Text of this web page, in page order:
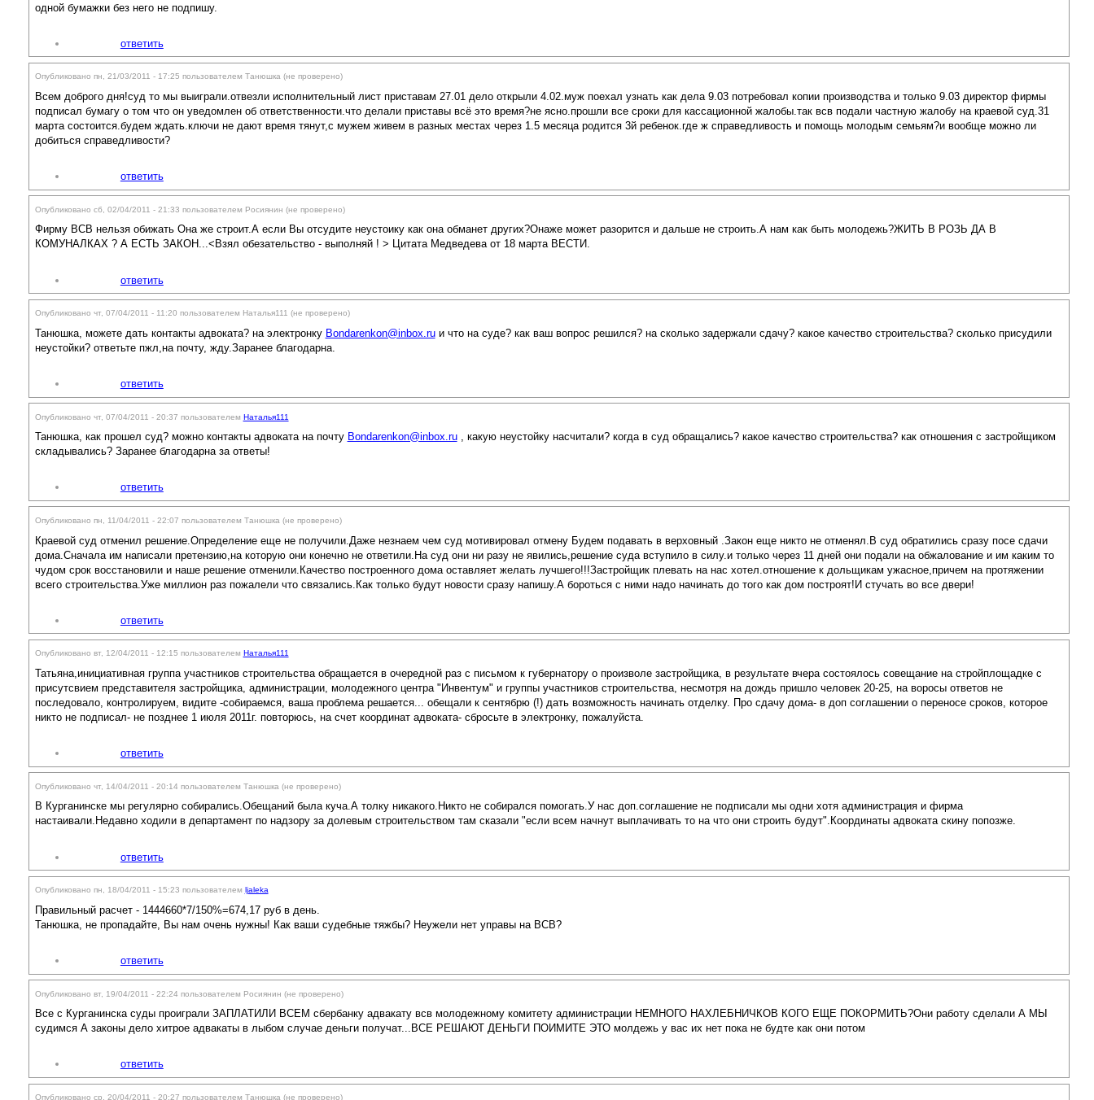
одной бумажки без него не подпишу.
ответить
Опубликовано пн, 21/03/2011 - 17:25 пользователем Танюшка (не проверено)
Всем доброго дня!суд то мы выиграли.отвезли исполнительный лист приставам 27.01 дело открыли 4.02.муж поехал узнать как дела 9.03 потребовал копии производства и только 9.03 директор фирмы
подписал бумагу о том что он уведомлен об ответственности.что делали приставы всё это время?не ясно.прошли все сроки для кассационной жалобы.так всв подали частную жалобу на краевой суд.31
марта состоится.будем ждать.ключи не дают время тянут,с мужем живем в разных местах через 1.5 месяца родится 3й ребенок.где ж справедливость и помощь молодым семьям?и вообще можно ли
добиться справедливости?
ответить
Опубликовано сб, 02/04/2011 - 21:33 пользователем Росиянин (не проверено)
Фирму ВСВ нельзя обижать Она же строит.А если Вы отсудите неустоику как она обманет других?Онаже может разорится и дальше не строить.А нам как быть молодежь?ЖИТЬ В РОЗЬ ДА В
КОМУНАЛКАХ ? А ЕСТЬ ЗАКОН...<Взял обезательство - выполняй ! > Цитата Медведева от 18 марта ВЕСТИ.
ответить
Опубликовано чт, 07/04/2011 - 11:20 пользователем Наталья111 (не проверено)
Танюшка, можете дать контакты адвоката? на электронку Bondarenkon@inbox.ruи что на суде? как ваш вопрос решился? на сколько задержали сдачу? какое качество строительства? сколько присудили
неустойки? ответьте пжл,на почту, жду.Заранее благодарна.
ответить
Опубликовано чт, 07/04/2011 - 20:37 пользователем Наталья111
Танюшка, как прошел суд? можно контакты адвоката на почту Bondarenkon@inbox.ru, какую неустойку насчитали? когда в суд обращались? какое качество строительства? как отношения с застройщиком
складывались? Заранее благодарна за ответы!
ответить
Опубликовано пн, 11/04/2011 - 22:07 пользователем Танюшка (не проверено)
Краевой суд отменил решение.Определение еще не получили.Даже незнаем чем суд мотивировал отмену Будем подавать в верховный .Закон еще никто не отменял.В суд обратились сразу посе сдачи
дома.Сначала им написали претензию,на которую они конечно не ответили.На суд они ни разу не явились,решение суда вступило в силу.и только через 11 дней они подали на обжалование и им каким то
чудом срок восстановили и наше решение отменили.Качество построенного дома оставляет желать лучшего!!!Застройщик плевать на нас хотел.отношение к дольщикам ужасное,причем на протяжении
всего строительства.Уже миллион раз пожалели что связались.Как только будут новости сразу напишу.А бороться с ними надо начинать до того как дом построят!И стучать во все двери!
ответить
Опубликовано вт, 12/04/2011 - 12:15 пользователем Наталья111
Татьяна,инициативная группа участников строительства обращается в очередной раз с письмом к губернатору о произволе застройщика, в результате вчера состоялось совещание на стройплощадке с
присутсвием представителя застройщика, администрации, молодежного центра "Инвентум" и группы участников строительства, несмотря на дождь пришло человек 20-25, на воросы ответов не
последовало, контролируем, видите -собираемся, ваша проблема решается... обещали к сентябрю (!) дать возможность начинать отделку. Про сдачу дома- в доп соглашении о переносе сроков, которое
никто не подписал- не позднее 1 июля 2011г. повторюсь, на счет координат адвоката- сбросьте в электронку, пожалуйста.
ответить
Опубликовано чт, 14/04/2011 - 20:14 пользователем Танюшка (не проверено)
В Курганинске мы регулярно собирались.Обещаний была куча.А толку никакого.Никто не собирался помогать.У нас доп.соглашение не подписали мы одни хотя администрация и фирма
настаивали.Недавно ходили в департамент по надзору за долевым строительством там сказали "если всем начнут выплачивать то на что они строить будут".Координаты адвоката скину попозже.
ответить
Опубликовано пн, 18/04/2011 - 15:23 пользователем ljaleka
Правильный расчет - 1444660*7/150%=674,17 руб в день.
Танюшка, не пропадайте, Вы нам очень нужны! Как ваши судебные тяжбы? Неужели нет управы на ВСВ?
ответить
Опубликовано вт, 19/04/2011 - 22:24 пользователем Росиянин (не проверено)
Все с Курганинска суды проиграли ЗАПЛАТИЛИ ВСЕМ сбербанку адвакату всв молодежному комитету администрации НЕМНОГО НАХЛЕБНИЧКОВ КОГО ЕЩЕ ПОКОРМИТЬ?Они работу сделали А МЫ
судимся А законы дело хитрое адвакаты в лыбом случае деньги получат...ВСЕ РЕШАЮТ ДЕНЬГИ ПОИМИТЕ ЭТО молдежь у вас их нет пока не будте как они потом
ответить
Опубликовано ср, 20/04/2011 - 20:27 пользователем Танюшка (не проверено)